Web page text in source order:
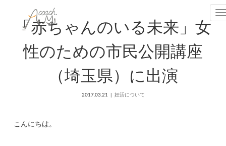
「赤ちゃんのいる未来」女
性のための市民公開講座
（埼玉県）に出演
2017.03.21 妊活について
こんにちは。